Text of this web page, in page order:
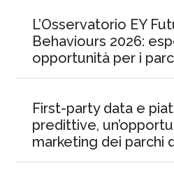
L’Osservatorio EY
Behaviours 2026:
opportunità per i
First-party data e
predittive,
marketing dei parchi